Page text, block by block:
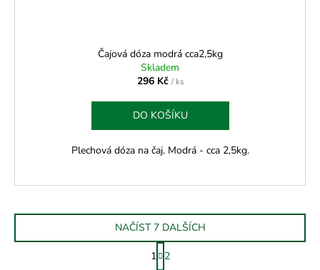
Čajová dóza modrá cca2,5kg
Skladem
296 Kč / ks
DO KOŠÍKU
Plechová dóza na čaj. Modrá - cca 2,5kg.
NAČÍST 7 DALŠÍCH
S
t
1
2